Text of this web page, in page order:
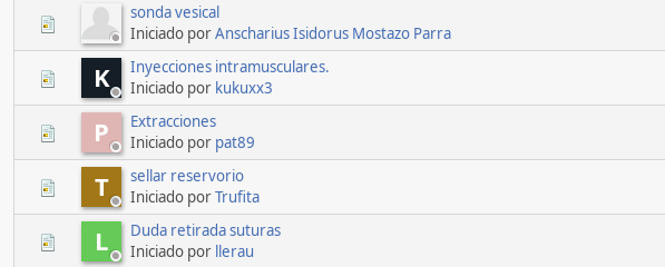
sonda vesical
Iniciado porAnscharius Isidorus Mostazo Parra
K
Inyecciones intramusculares.
Iniciado por kukuxx3
P
Extracciones
Iniciado por pat89
T
sellar reservorio
Iniciado porTrufita
L
Duda retirada suturas
Iniciado por llerau